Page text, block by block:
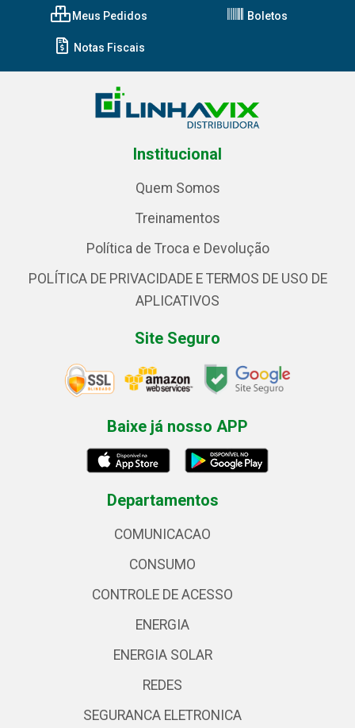
Meus Pedidos Boletos
Notas Fiscais
Institucional
Quem Somos
Treinamentos
Política de Troca e Devolução
POLÍTICA DE PRIVACIDADE E TERMOS DE USO DE
APLICATIVOS
Site Seguro
Baixe já nosso APP
Departamentos
COMUNICACAO
CONSUMO
CONTROLE DE ACESSO
ENERGIA
ENERGIA SOLAR
REDES
SEGURANCA ELETRONICA